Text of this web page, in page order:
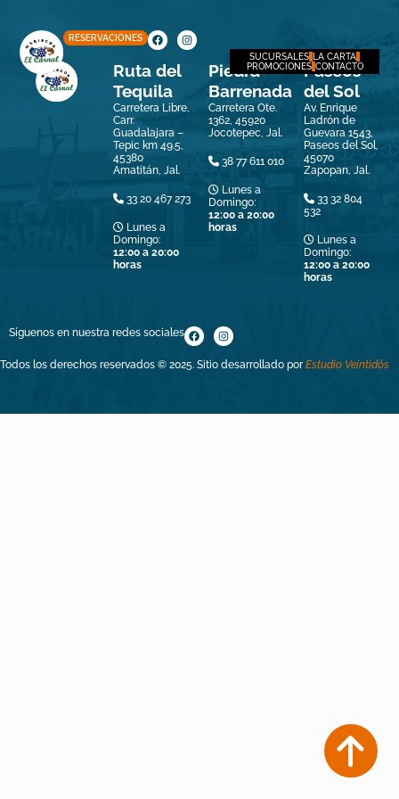
RESERVACIONES
SUCURSALES LA CARTA
PROMOCIONES CONTACTO
Ruta del
Tequila
Carretera Libre,
Carr.
Guadalajara –
Tepic km 49.5,
45380
Amatitán, Jal.
33 20 467 273
Lunes a
Domingo:
12:00 a 20:00
horas
Piedra
Barrenada
Carretera Ote.
1362, 45920
Jocotepec, Jal.
38 77 611 010
Lunes a
Domingo:
12:00 a 20:00
horas
Paseos
del Sol
Av. Enrique
Ladrón de
Guevara 1543,
Paseos del Sol,
45070
Zapopan, Jal.
33 32 804
532
Lunes a
Domingo:
12:00 a 20:00
horas
Síguenos en nuestra redes sociales
Todos los derechos reservados © 2025. Sitio desarrollado porEstudio Veintidós